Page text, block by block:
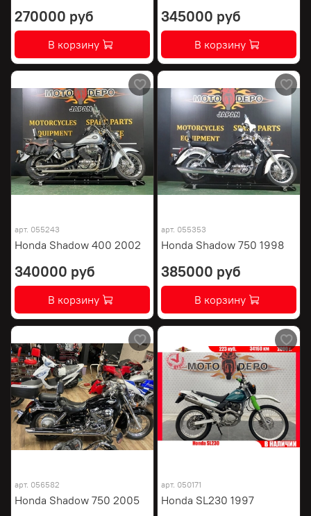
270000 руб
В корзину
345000 руб
В корзину
арт. 055243
Honda Shadow 400 2002
340000 руб
В корзину
арт. 055353
Honda Shadow 750 1998
385000 руб
В корзину
арт. 056582
Honda Shadow 750 2005
арт. 050171
Honda SL230 1997